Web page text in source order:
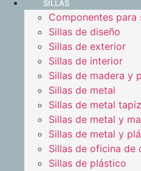
SILLAS
Componentes
Sillas de diseño
Sillas de exterior
Sillas de interior
Sillas de madera y
Sillas de metal
Sillas de metal
Sillas de metal y
Sillas de metal y
Sillas de oficina de
Sillas de plástico